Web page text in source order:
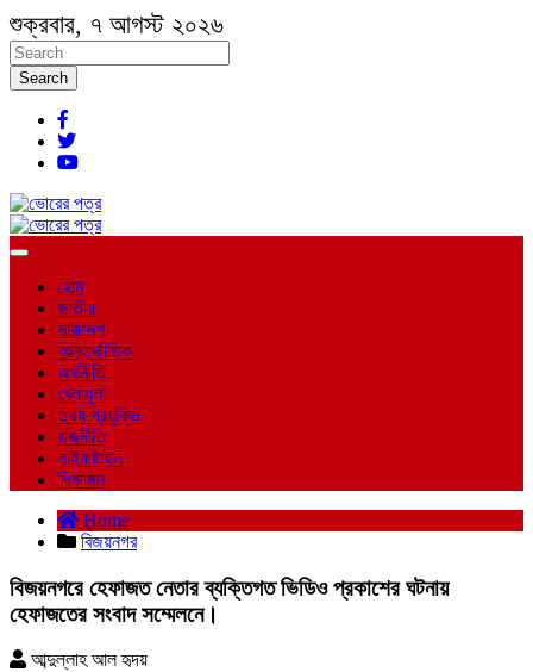
শুক্রবার, ৭ আগস্ট ২০২৬
Search
হোম
জাতীয়
সারাদেশ
আন্তর্জাতিক
অর্থনীতি
খেলাধুলা
তথ্য প্রযুক্তি
রাজনীতি
লাইফষ্টাইল
শিক্ষাঙ্গন
Home
বিজয়নগর
বিজয়নগরে হেফাজত নেতার ব্যক্তিগত ভিডিও প্রকাশের ঘটনায়
হেফাজতের সংবাদ সম্মেলনে।
আব্দুল্লাহ আল হৃদয়